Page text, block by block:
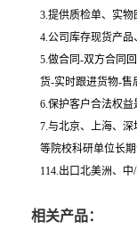
3.提供质检单、实
4.公司库存现货产
5.做合同-双方合同
货-实时跟进货物-售
6.保护客户合法权
7.与北京、上海、
等院校科研单位长
114.出口北美洲、
相关产品：